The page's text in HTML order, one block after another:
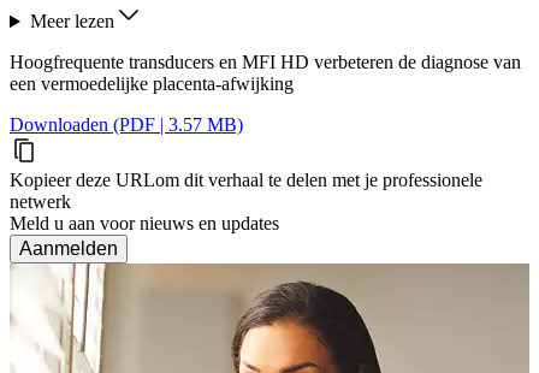
Meer lezen
Hoogfrequente transducers en MFI HD verbeteren de diagnose van
een vermoedelijke placenta-afwijking
Downloaden (PDF | 3.57 MB)
Kopieer deze URLom dit verhaal te delen met je professionele
netwerk
Meld u aan voor nieuws en updates
Aanmelden